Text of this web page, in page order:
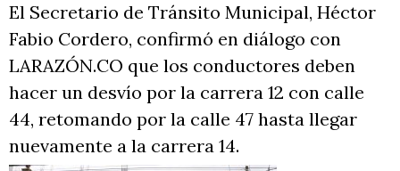
El Secretario de Tránsito Municipal, Héctor
Fabio Cordero, confirmó en diálogo con
LARAZÓN.CO que los conductores deben
hacer un desvío por la carrera 12 con calle
44, retomando por la calle 47 hasta llegar
nuevamente a la carrera 14.